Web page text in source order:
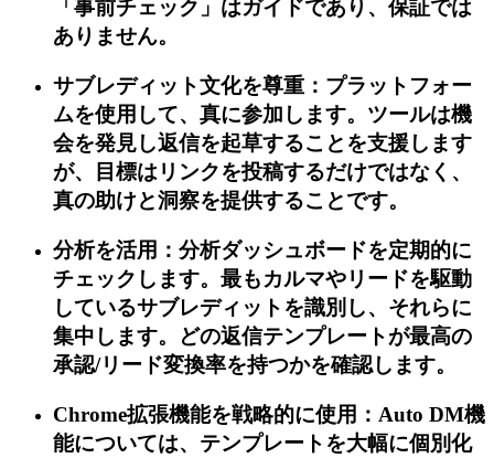
「事前チェック」はガイドであり、保証では
ありません。
サブレディット文化を尊重：プラットフォー
ムを使用して、真に参加します。ツールは機
会を発見し返信を起草することを支援します
が、目標はリンクを投稿するだけではなく、
真の助けと洞察を提供することです。
分析を活用：分析ダッシュボードを定期的に
チェックします。最もカルマやリードを駆動
しているサブレディットを識別し、それらに
集中します。どの返信テンプレートが最高の
承認/リード変換率を持つかを確認します。
Chrome拡張機能を戦略的に使用：Auto DM機
能については、テンプレートを大幅に個別化